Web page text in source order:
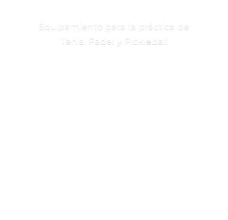
Equipamiento para la práctica de
Tenis, Padel
y Pickleball